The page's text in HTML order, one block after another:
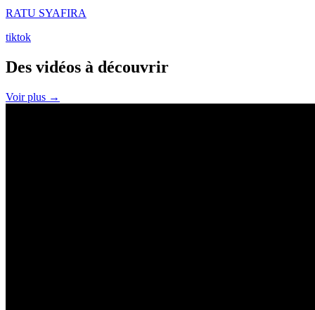
RATU SYAFIRA
tiktok
Des vidéos à découvrir
Voir plus →